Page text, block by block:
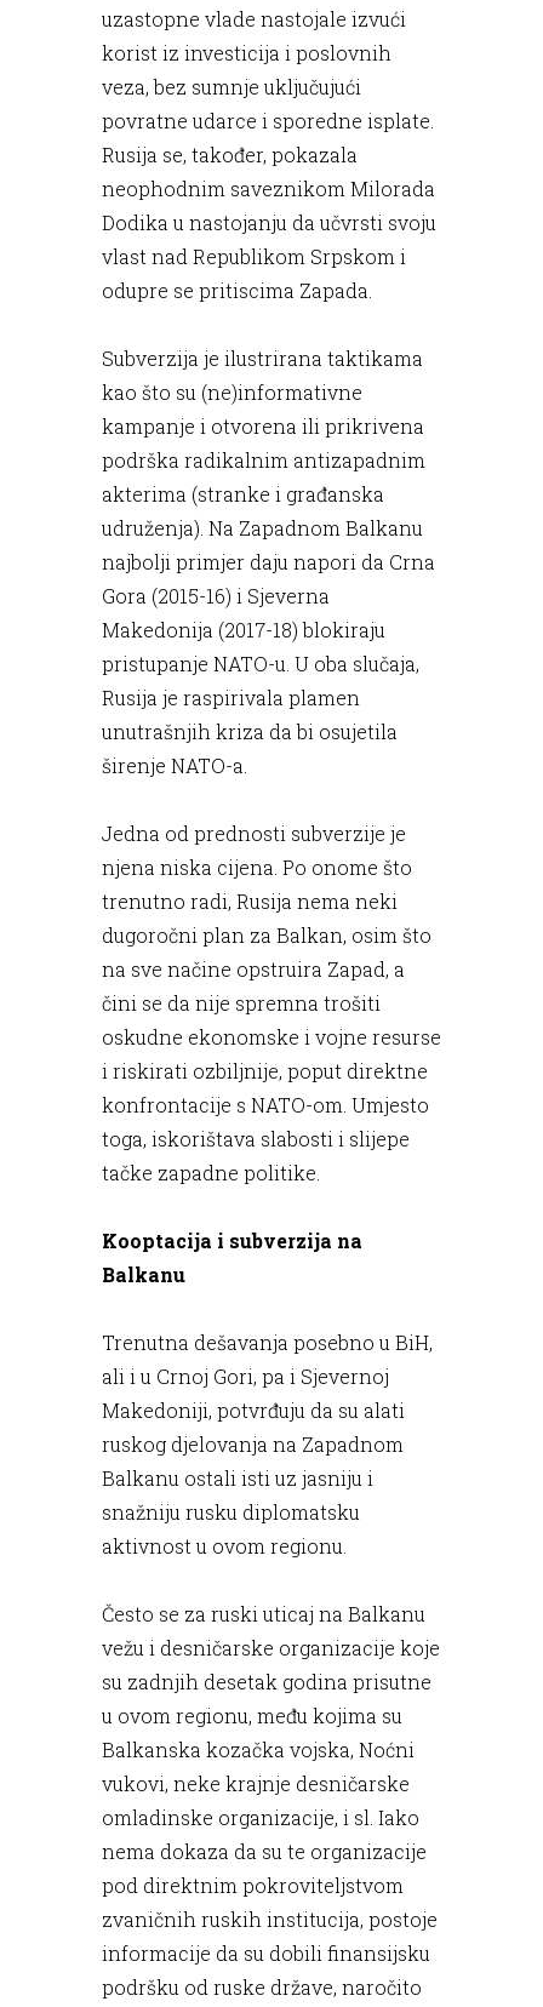
uzastopne vlade nastojale izvući
korist iz investicija i poslovnih
veza, bez sumnje uključujući
povratne udarce i sporedne isplate.
Rusija se, također, pokazala
neophodnim saveznikom Milorada
Dodika u nastojanju da učvrsti svoju
vlast nad Republikom Srpskom i
odupre se pritiscima Zapada.
Subverzija je ilustrirana taktikama
kao što su (ne)informativne
kampanje i otvorena ili prikrivena
podrška radikalnim antizapadnim
akterima (stranke i građanska
udruženja). Na Zapadnom Balkanu
najbolji primjer daju napori da Crna
Gora (2015-16) i Sjeverna
Makedonija (2017-18) blokiraju
pristupanje NATO-u. U oba slučaja,
Rusija je raspirivala plamen
unutrašnjih kriza da bi osujetila
širenje NATO-a.
Jedna od prednosti subverzije je
njena niska cijena. Po onome što
trenutno radi, Rusija nema neki
dugoročni plan za Balkan, osim što
na sve načine opstruira Zapad, a
čini se da nije spremna trošiti
oskudne ekonomske i vojne resurse
i riskirati ozbiljnije, poput direktne
konfrontacije s NATO-om. Umjesto
toga, iskorištava slabosti i slijepe
tačke zapadne politike.
Kooptacija i subverzija na
Balkanu
Trenutna dešavanja posebno u BiH,
ali i u Crnoj Gori, pa i Sjevernoj
Makedoniji, potvrđuju da su alati
ruskog djelovanja na Zapadnom
Balkanu ostali isti uz jasniju i
snažniju rusku diplomatsku
aktivnost u ovom regionu.
Često se za ruski uticaj na Balkanu
vežu i desničarske organizacije koje
su zadnjih desetak godina prisutne
u ovom regionu, među kojima su
Balkanska kozačka vojska, Noćni
vukovi, neke krajnje desničarske
omladinske organizacije, i sl. Iako
nema dokaza da su te organizacije
pod direktnim pokroviteljstvom
zvaničnih ruskih institucija, postoje
informacije da su dobili finansijsku
podršku od ruske države, naročito